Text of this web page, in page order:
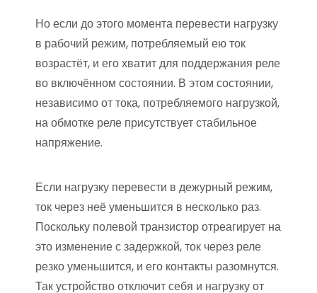
Но если до этого момента перевести нагрузку
в рабочий режим, потребляемый ею ток
возрастёт, и его хватит для поддержания реле
во включённом состоянии. В этом состоянии,
независимо от тока, потребляемого нагрузкой,
на обмотке реле присутствует стабильное
напряжение.
Если нагрузку перевести в дежурный режим,
ток через неё уменьшится в несколько раз.
Поскольку полевой транзистор отреагирует на
это изменение с задержкой, ток через реле
резко уменьшится, и его контакты разомнутся.
Так устройство отключит себя и нагрузку от